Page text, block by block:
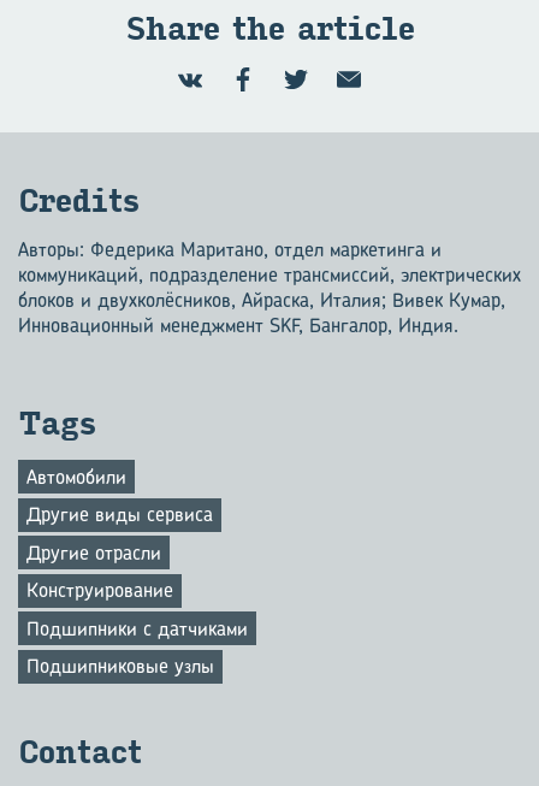
Share the article
Credits
Авторы: Федерика Маритано, отдел маркетинга и
коммуникаций, подразделение трансмиссий, электрических
блоков и двухколёсников, Айраска, Италия; Вивек Кумар,
Инновационный менедж­мент SKF, Бангалор, Индия.
Tags
Автомобили
Другие виды сервиса
Другие отрасли
Конструирование
Подшипники с датчиками
Подшипниковые узлы
Contact